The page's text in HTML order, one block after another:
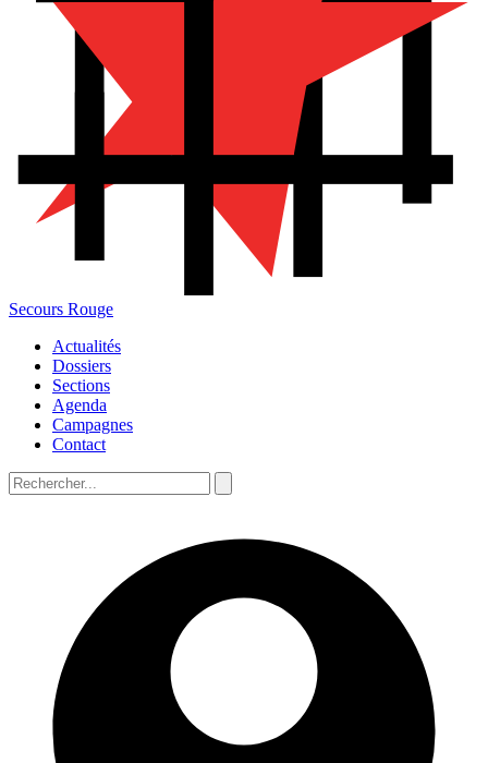
Secours Rouge
Actualités
Dossiers
Sections
Agenda
Campagnes
Contact